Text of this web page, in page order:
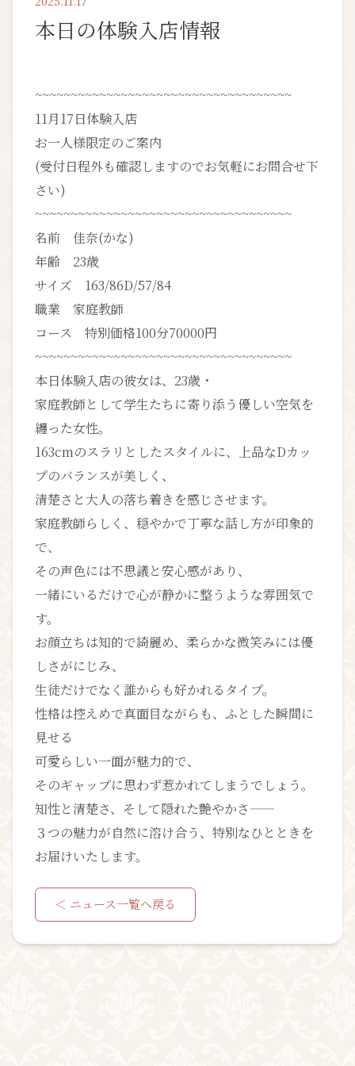
本日の体験入店情報
~~~~~~~~~~~~~~~~~~~~~~~~~~~~~~~~~~~~
11月17日体験入店
お一人様限定のご案内
(受付日程外も確認しますのでお気軽にお問合せ下
さい)
~~~~~~~~~~~~~~~~~~~~~~~~~~~~~~~~~~~~
名前 佳奈(かな)
年齢 23歳
サイズ 163/86D/57/84
職業 家庭教師
コース 特別価格100分70000円
~~~~~~~~~~~~~~~~~~~~~~~~~~~~~~~~~~~~
本日体験入店の彼女は、23歳・
家庭教師として学生たちに寄り添う優しい空気を
纏った女性。
163cmのスラリとしたスタイルに、上品なDカッ
プのバランスが美しく、
清楚さと大人の落ち着きを感じさせます。
家庭教師らしく、穏やかで丁寧な話し方が印象的
で、
その声色には不思議と安心感があり、
一緒にいるだけで心が静かに整うような雰囲気で
す。
お顔立ちは知的で綺麗め、柔らかな微笑みには優
しさがにじみ、
生徒だけでなく誰からも好かれるタイプ。
性格は控えめで真面目ながらも、ふとした瞬間に
見せる
可愛らしい一面が魅力的で、
そのギャップに思わず惹かれてしまうでしょう。
知性と清楚さ、そして隠れた艶やかさ――
３つの魅力が自然に溶け合う、特別なひとときを
お届けいたします。
＜ ニュース一覧へ戻る